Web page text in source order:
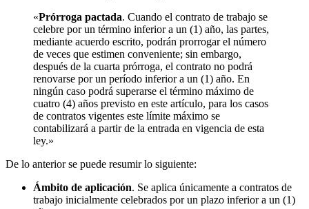
«Prórroga pactada. Cuando el contrato de trabajo se
celebre por un término inferior a un (1) año, las partes,
mediante acuerdo escrito, podrán prorrogar el número
de veces que estimen conveniente; sin embargo,
después de la cuarta prórroga, el contrato no podrá
renovarse por un período inferior a un (1) año. En
ningún caso podrá superarse el término máximo de
cuatro (4) años previsto en este artículo, para los casos
de contratos vigentes este límite máximo se
contabilizará a partir de la entrada en vigencia de esta
ley.»
De lo anterior se puede resumir lo siguiente:
Ámbito de aplicación. Se aplica únicamente a contratos de
trabajo inicialmente celebrados por un plazo inferior a un (1)